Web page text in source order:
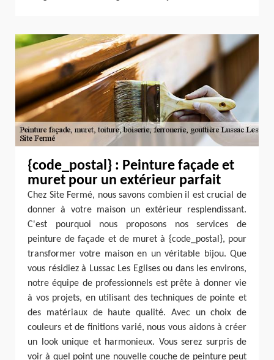
{code_postal} : Peinture façade et
muret pour un extérieur parfait
Chez Site Fermé, nous savons combien il est crucial de
donner à votre maison un extérieur resplendissant.
C'est pourquoi nous proposons nos services de
peinture de façade et de muret à {code_postal}, pour
transformer votre maison en un véritable bijou. Que
vous résidiez à Lussac Les Eglises ou dans les environs,
notre équipe de professionnels est prête à donner vie
à vos projets, en utilisant des techniques de pointe et
des matériaux de haute qualité. Avec un choix de
couleurs et de finitions varié, nous vous aidons à créer
un look unique et harmonieux. Vous serez surpris de
voir à quel point une nouvelle couche de peinture peut